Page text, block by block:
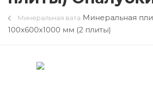
Минеральная вата Минеральная
100x600x1000 мм (2 плиты)